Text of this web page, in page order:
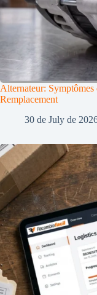
Alternateur:
Remplacement
30 de July de